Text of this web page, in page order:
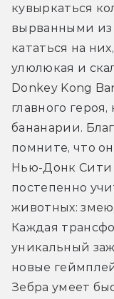
кувыркаться
вырванными
кататься на
улюлюкая и
Donkey Kong
главного
бананарии.
помните, что
Нью-Донк Сити
постепенно
животных:
Каждая
уникальный
новые
Зебра умеет